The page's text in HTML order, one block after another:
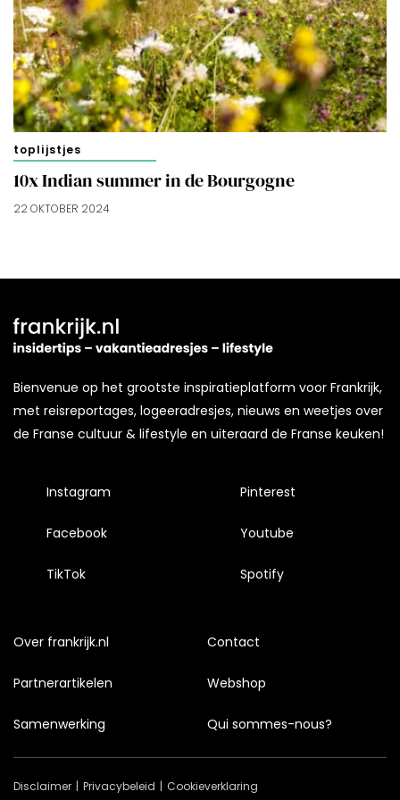
toplijstjes
10x Indian summer in de Bourgogne
22 OKTOBER 2024
Bienvenue op het grootste inspiratieplatform voor Frankrijk,
met reisreportages, logeeradresjes, nieuws en weetjes over
de Franse cultuur & lifestyle en uiteraard de Franse keuken!
Instagram
Facebook
TikTok
Pinterest
Youtube
Spotify
Over frankrijk.nl
Partnerartikelen
Samenwerking
Contact
Webshop
Qui sommes-nous?
Disclaimer Privacybeleid Cookieverklaring